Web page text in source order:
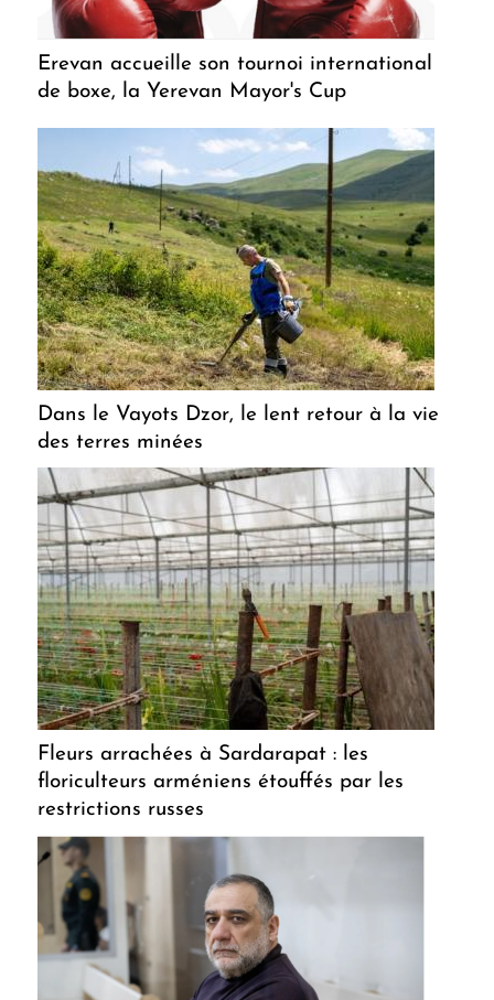
Erevan accueille son tournoi international
de boxe, la Yerevan Mayor's Cup
Dans le Vayots Dzor, le lent retour à la vie
des terres minées
Fleurs arrachées à Sardarapat : les
floriculteurs arméniens étouffés par les
restrictions russes